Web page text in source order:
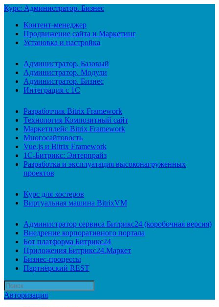
Курс: Администратор. Бизнес
Контент-менеджер
Продвижение сайта и Маркетинг
Установка и настройка
Администратор. Базовый
Администратор. Модули
Администратор. Бизнес
Интеграция с 1С
Разработчик Bitrix Framework
Технология Композитный сайт
Маркетплейс Bitrix Framework
Многосайтовость
Vue.js и Bitrix Framework
1С-Битрикс: Энтерпрайз
Разработка и эксплуатация высоконагруженных
проектов
Курс для хостеров
Виртуальная машина BitrixVM
Администратор сервиса Битрикс24 (коробочная версия)
Внедрение корпоративного портала
Бот платформа Битрикс24
Приложения Битрикс24.Маркет
Бизнес-процессы
Партнёрский REST
Авторизация